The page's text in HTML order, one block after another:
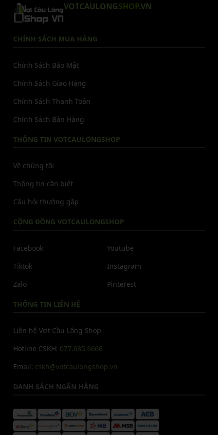
VOTCAULONGSHOP.VN
CHÍNH SÁCH MUA HÀNG
Chính Sách Bảo Mật
Chính Sách Giao Hàng
Chính Sách Thanh Toán
Chính Sách Bán Hàng
THÔNG TIN VOTCAULONGSHOP
Về chúng tôi
Thông tin cần biết
Câu hỏi thường gặp
CỘNG ĐỒNG VOTCAULONGSHOP
Facebook
Tiktok
Zalo
Youtube
Instagram
Pinterest
THÔNG TIN LIÊN HỆ
Liên hệ Vợt Cầu Lông Shop
Hotline CSKH: 077.685.6666
Email: cskh@votcaulongshop.vn
DANH SÁCH NGÂN HÀNG